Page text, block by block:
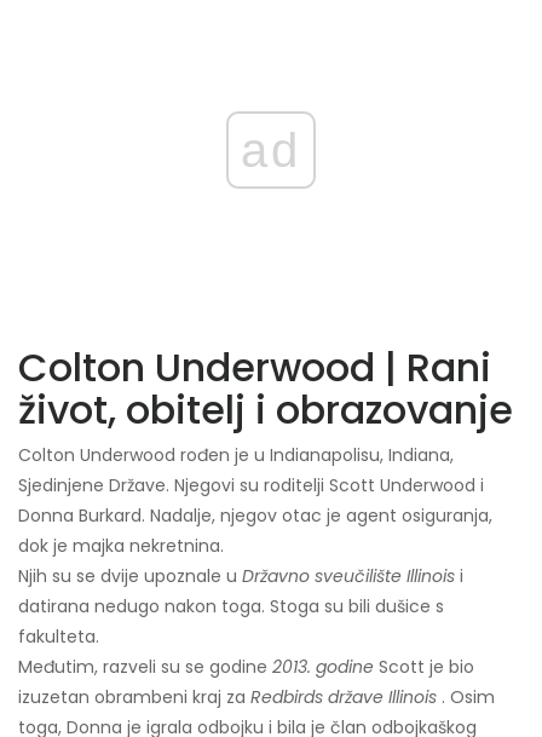
ad
Colton Underwood | Rani
život, obitelj i obrazovanje
Colton Underwood rođen je u Indianapolisu, Indiana,
Sjedinjene Države. Njegovi su roditelji Scott Underwood i
Donna Burkard. Nadalje, njegov otac je agent osiguranja,
dok je majka nekretnina.
Njih su se dvije upoznale u Državno sveučilište Illinois i
datirana nedugo nakon toga. Stoga su bili dušice s
fakulteta.
Međutim, razveli su se godine 2013. godine Scott je bio
izuzetan obrambeni kraj za Redbirds države Illinois . Osim
toga, Donna je igrala odbojku i bila je član odbojkaškog